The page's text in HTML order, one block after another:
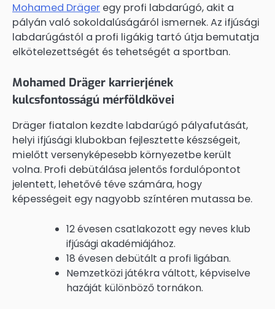
Mohamed Dräger egy profi labdarúgó, akit a
pályán való sokoldalúságáról ismernek. Az ifjúsági
labdarúgástól a profi ligákig tartó útja bemutatja
elkötelezettségét és tehetségét a sportban.
Mohamed Dräger karrierjének
kulcsfontosságú mérföldkövei
Dräger fiatalon kezdte labdarúgó pályafutását,
helyi ifjúsági klubokban fejlesztette készségeit,
mielőtt versenyképesebb környezetbe került
volna. Profi debütálása jelentős fordulópontot
jelentett, lehetővé téve számára, hogy
képességeit egy nagyobb színtéren mutassa be.
12 évesen csatlakozott egy neves klub
ifjúsági akadémiájához.
18 évesen debütált a profi ligában.
Nemzetközi játékra váltott, képviselve
hazáját különböző tornákon.